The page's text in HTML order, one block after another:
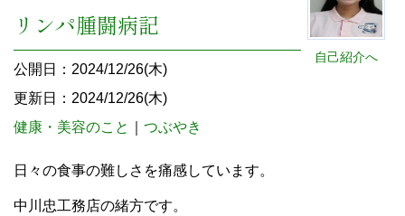
自己紹介へ
リンパ腫闘病記
公開日：2024/12/26(木)
更新日：2024/12/26(木)
健康・美容のこと
つぶやき
日々の食事の難しさを痛感しています。
中川忠工務店の緒方です。